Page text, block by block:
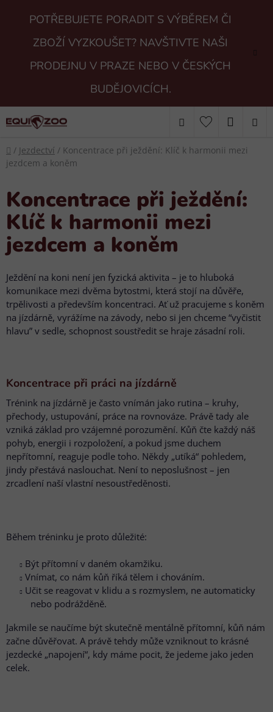
POTŘEBUJETE PORADIT S VÝBĚREM ČI
ZBOŽÍ VYZKOUŠET? NAVŠTIVTE NAŠI
PRODEJNU V PRAZE NEBO V ČESKÝCH
BUDĚJOVICÍCH.
Hledat
KOŠÍK
Domů
/ Jezdectví / Koncentrace při ježdění: Klíč k harmonii mezi
jezdcem a koněm
Koncentrace při ježdění:
Klíč k harmonii mezi
jezdcem a koněm
Ježdění na koni není jen fyzická aktivita – je to hluboká
komunikace mezi dvěma bytostmi, která stojí na důvěře,
trpělivosti a především koncentraci. Ať už pracujeme s koněm
na jízdárně, vyrážíme na závody, nebo si jen chceme “vyčistit
hlavu” v sedle, schopnost soustředit se hraje zásadní roli.
Koncentrace při práci na jízdárně
Trénink na jízdárně je často vnímán jako rutina – kruhy,
přechody, ustupování, práce na rovnováze. Právě tady ale
vzniká základ pro vzájemné porozumění. Kůň čte každý náš
pohyb, energii i rozpoložení, a pokud jsme duchem
nepřítomní, reaguje podle toho. Někdy „utíká“ pohledem,
jindy přestává naslouchat. Není to neposlušnost – jen
zrcadlení naší vlastní nesoustředěnosti.
Během tréninku je proto důležité:
Být přítomní v daném okamžiku.
Vnímat, co nám kůň říká tělem i chováním.
Učit se reagovat v klidu a s rozmyslem, ne automaticky
nebo podrážděně.
Jakmile se naučíme být skutečně mentálně přítomní, kůň nám
začne důvěřovat. A právě tehdy může vzniknout to krásné
jezdecké „napojení“, kdy máme pocit, že jedeme jako jeden
celek.